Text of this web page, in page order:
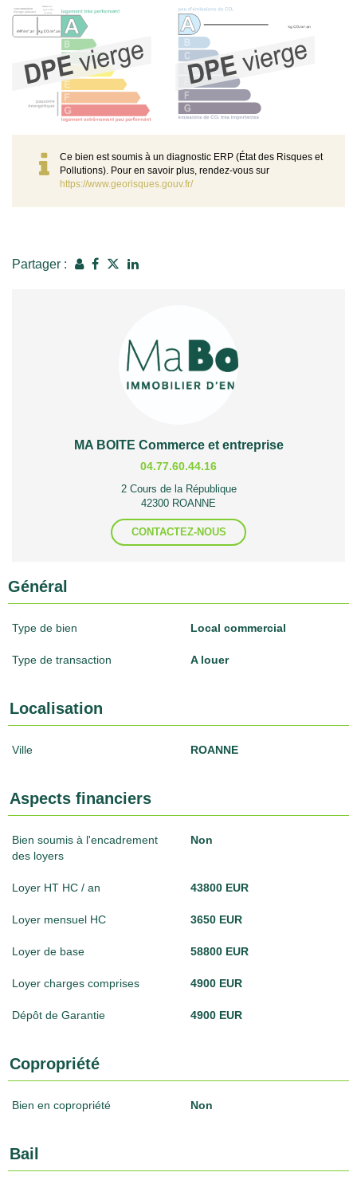
Ce bien est soumis à un diagnostic ERP (État des Risques et
Pollutions). Pour en savoir plus, rendez-vous sur
https://www.georisques.gouv.fr/
Partager :
MA BOITE Commerce et entreprise
04.77.60.44.16
2 Cours de la République
42300 ROANNE
CONTACTEZ-NOUS
Général
Type de bien Local commercial
Type de transaction A louer
Localisation
Ville ROANNE
Aspects financiers
Bien soumis à l'encadrement
des loyers
Non
Loyer HT HC / an 43800 EUR
Loyer mensuel HC 3650 EUR
Loyer de base 58800 EUR
Loyer charges comprises 4900 EUR
Dépôt de Garantie 4900 EUR
Copropriété
Bien en copropriété Non
Bail